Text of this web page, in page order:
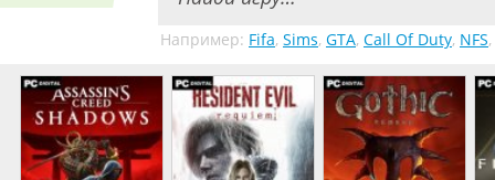
Например: Fifa, Sims, GTA, Call Of Duty, NFS,